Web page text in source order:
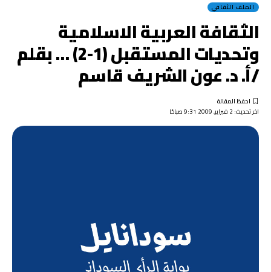
الملف الثقافي
الثقافة العربية الاسلامية
وتحديات المستقبل (1-2) … بقلم
/أ. د. عون الشريف قاسم
اخر تحديث: 2 فبراير, 2009 9:31 صباحًا